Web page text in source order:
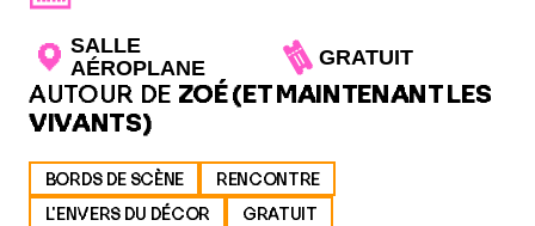
SALLE
AÉROPLANE
GRATUIT
AUTOUR DE ZOÉ (ET MAINTENANT LES
VIVANTS)
BORDS DE SCÈNE
RENCONTRE
L'ENVERS DU DÉCOR
GRATUIT